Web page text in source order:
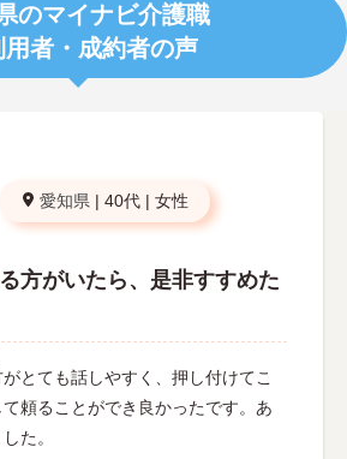
のマイナビ介護職
用者・成約者の声
愛知県 | 40代 | 女性
方がいたら、是非すすめた
とても話しやすく、押し付けてこ
頼ることができ良かったです。あ
た。